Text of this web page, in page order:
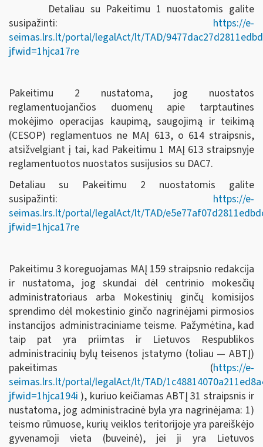
Detaliau su Pakeitimu 1 nuostatomis galite
susipažinti: https://e-
seimas.lrs.lt/portal/legalAct/lt/TAD/
jfwid=1hjca17re
Pakeitimu 2 nustatoma, jog nuostatos
reglamentuojančios duomenų apie tarptautines
mokėjimo operacijas kaupimą, saugojimą ir teikimą
(CESOP) reglamentuos ne MAĮ 613, o 614 straipsnis,
atsižvelgiant į tai, kad Pakeitimu 1 MAĮ 613 straipsnyje
reglamentuotos nuostatos susijusios su DAC7.
Detaliau su Pakeitimu 2 nuostatomis galite
susipažinti: https://e-
seimas.lrs.lt/portal/legalAct/lt/TAD/
jfwid=1hjca17re
Pakeitimu 3 koreguojamas MAĮ 159 straipsnio redakcija
ir nustatoma, jog skundai dėl centrinio mokesčių
administratoriaus arba Mokestinių ginčų komisijos
sprendimo dėl mokestinio ginčo nagrinėjami pirmosios
instancijos administraciniame teisme. Pažymėtina, kad
taip pat yra priimtas ir Lietuvos Respublikos
administracinių bylų teisenos įstatymo (toliau — ABTĮ)
pakeitimas (https://e-
seimas.lrs.lt/portal/legalAct/lt/TAD/
jfwid=1hjca194i ), kuriuo keičiamas ABTĮ 31 straipsnis ir
nustatoma, jog administracinė byla yra nagrinėjama: 1)
teismo rūmuose, kurių veiklos teritorijoje yra pareiškėjo
gyvenamoji vieta (buveinė), jei ji yra Lietuvos